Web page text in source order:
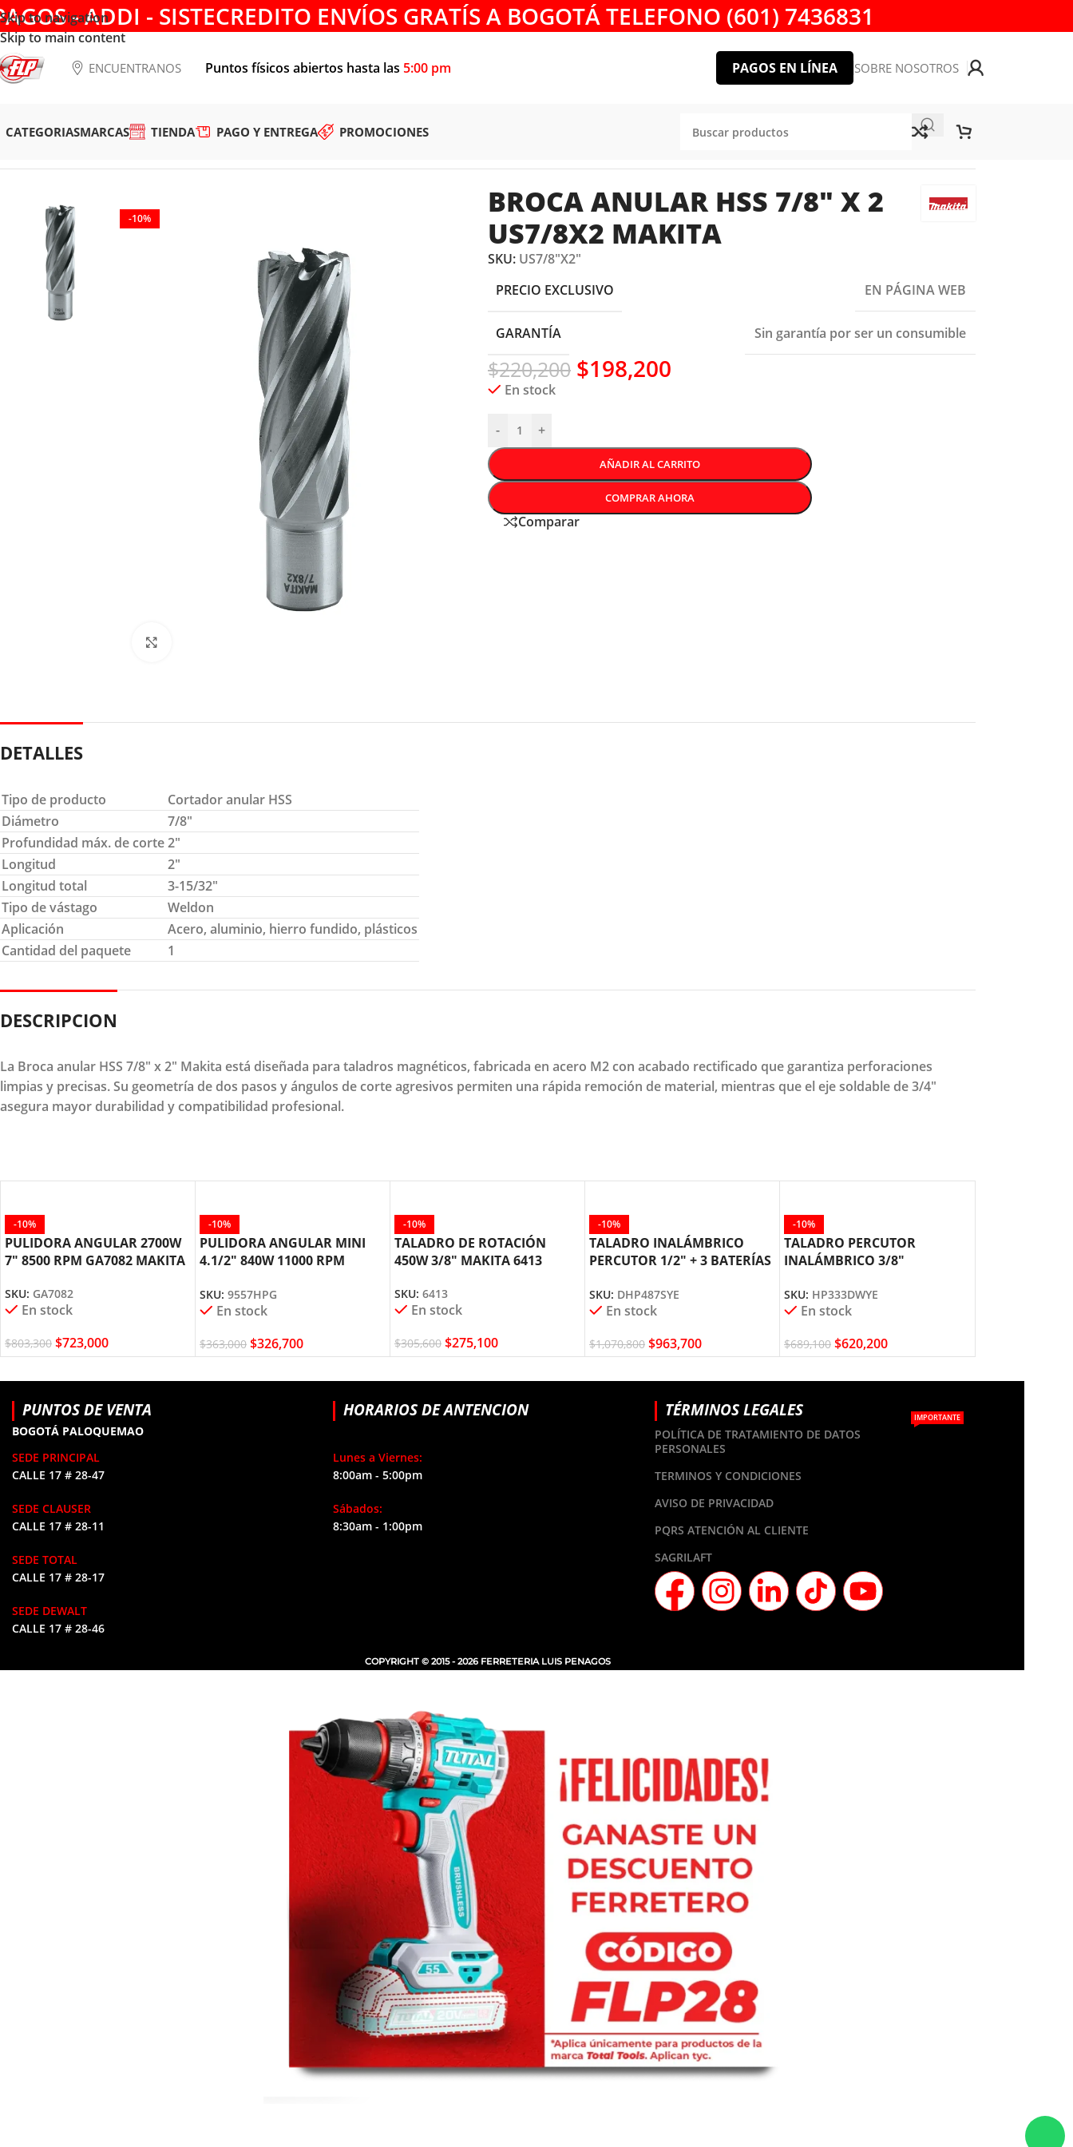
Skip to navigation
Skip to main content
- ADDI - SISTECREDITO ENVÍOS GRATÍS A BOGOTÁ TELEFONO (601) 7436831
ENCUENTRANOS Puntos físicos abiertos hasta las 5:00 pm PAGOS EN LÍNEA SOBRE NOSOTROS
CATEGORIASMARCAS TIENDA PAGO Y ENTREGA PROMOCIONES
-10%
BROCA ANULAR HSS 7/8″ X 2
US7/8X2 MAKITA
SKU: US7/8"X2"
PRECIO EXCLUSIVO
EN PÁGINA WEB
GARANTÍA Sin garantía por ser un consumible
$220,200 $198,200
En stock
- +
AÑADIR AL CARRITO
COMPRAR AHORA
Comparar
DETALLES
Tipo de producto
Cortador anular HSS
Diámetro
7/8″
Profundidad máx. de corte2″
Longitud
2″
Longitud total
3-15/32″
Tipo de vástago
Weldon
Aplicación
Acero, aluminio, hierro fundido, plásticos
Cantidad del paquete
1
DESCRIPCION
La Broca anular HSS 7/8" x 2" Makita está diseñada para taladros magnéticos, fabricada en acero M2 con acabado rectificado que garantiza perforaciones
limpias y precisas. Su geometría de dos pasos y ángulos de corte agresivos permiten una rápida remoción de material, mientras que el eje soldable de 3/4"
asegura mayor durabilidad y compatibilidad profesional.
-10%
PULIDORA ANGULAR 2700W
7″ 8500 RPM GA7082 MAKITA
SKU: GA7082
En stock
$803,300 $723,000
-10%
PULIDORA ANGULAR MINI
4.1/2″ 840W 11000 RPM
SKU: 9557HPG
En stock
$363,000 $326,700
-10%
TALADRO DE ROTACIÓN
450W 3/8″ MAKITA 6413
SKU: 6413
En stock
$305,600 $275,100
-10%
TALADRO INALÁMBRICO
PERCUTOR 1/2″ + 3 BATERÍAS
SKU: DHP487SYE
En stock
$1,070,800 $963,700
-10%
TALADRO PERCUTOR
INALÁMBRICO 3/8″
SKU: HP333DWYE
En stock
$689,100 $620,200
PUNTOS DE VENTA
BOGOTÁ PALOQUEMAO
SEDE PRINCIPAL
CALLE 17 # 28-47
SEDE CLAUSER
CALLE 17 # 28-11
SEDE TOTAL
CALLE 17 # 28-17
SEDE DEWALT
CALLE 17 # 28-46
HORARIOS DE ANTENCION
Lunes a Viernes:
8:00am - 5:00pm
Sábados:
8:30am - 1:00pm
TÉRMINOS LEGALES
POLÍTICA DE TRATAMIENTO DE DATOS
PERSONALES
IMPORTANTE
TERMINOS Y CONDICIONES
AVISO DE PRIVACIDAD
PQRS ATENCIÓN AL CLIENTE
SAGRILAFT
COPYRIGHT © 2015 - 2026 FERRETERIA LUIS PENAGOS